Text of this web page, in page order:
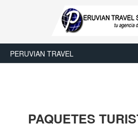
PERUVIAN TRAVEL
PAQUETES